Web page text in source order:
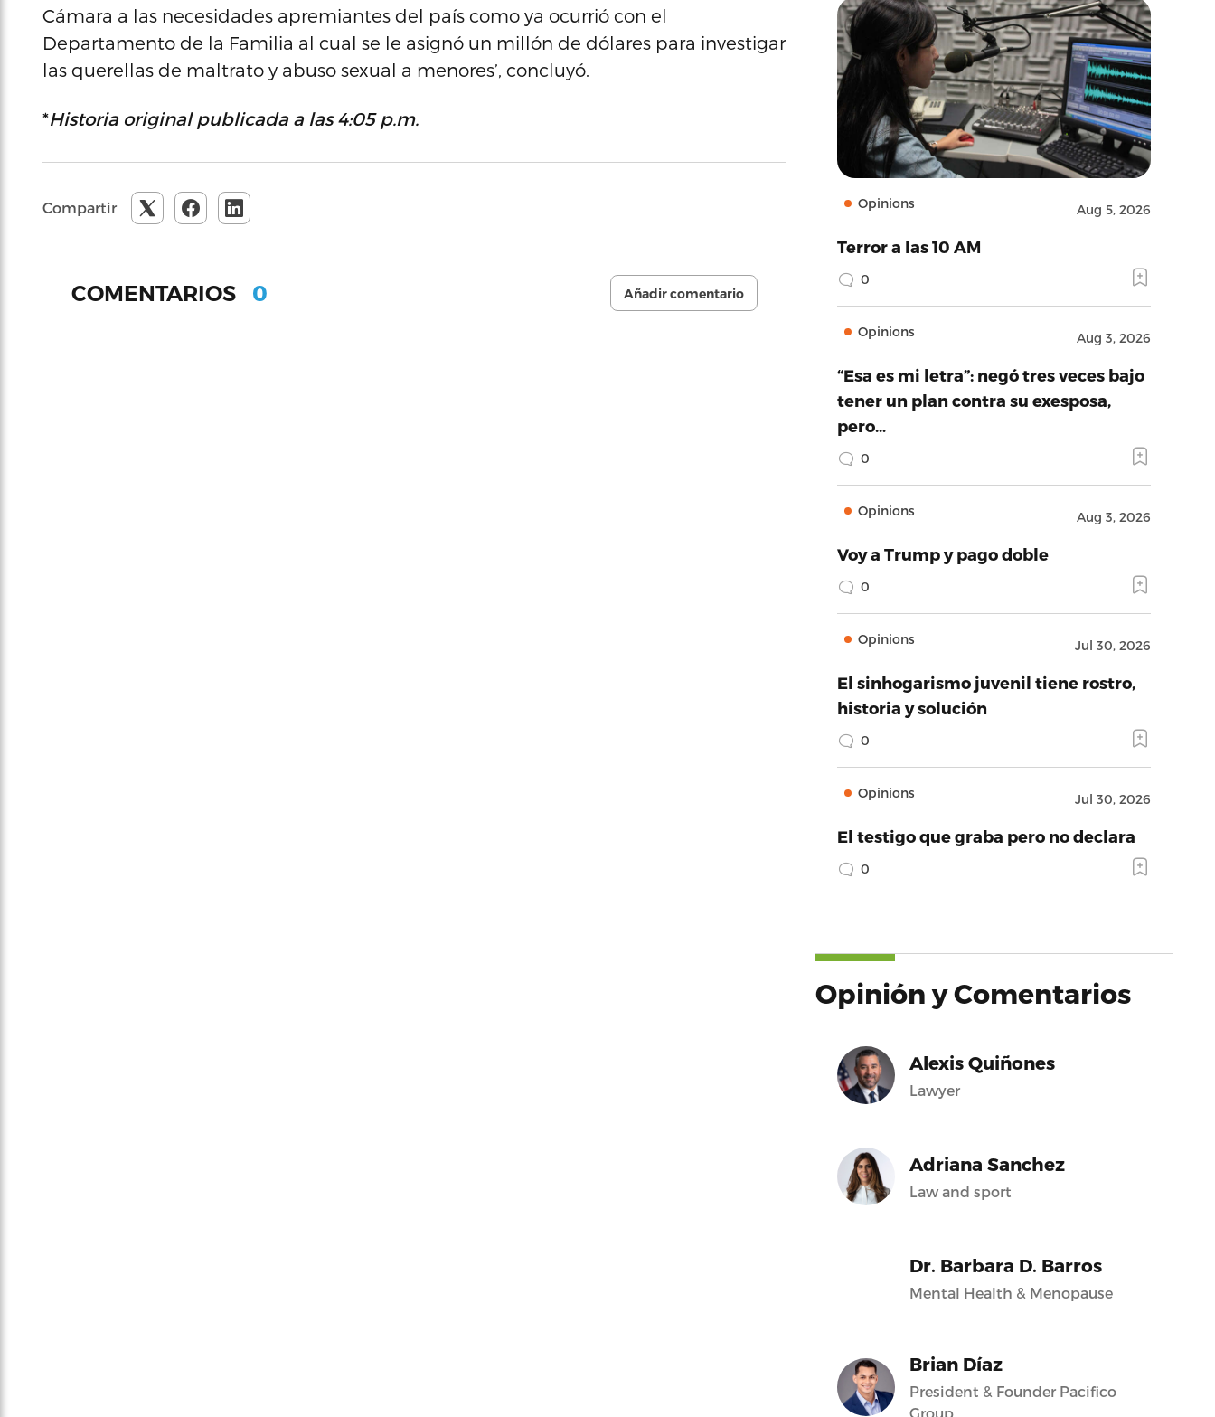
Cámara a las necesidades apremiantes del país como ya ocurrió con el
Departamento de la Familia al cual se le asignó un millón de dólares para investigar
las querellas de maltrato y abuso sexual a menores’, concluyó.
*Historia original publicada a las 4:05 p.m.
Compartir
COMENTARIOS 0 Añadir comentario
Opinions Aug 5, 2026
Terror a las 10 AM
0
Opinions Aug 3, 2026
“Esa es mi letra”: negó tres veces bajo
tener un plan contra su exesposa,
pero…
0
Opinions Aug 3, 2026
Voy a Trump y pago doble
0
Opinions Jul 30, 2026
El sinhogarismo juvenil tiene rostro,
historia y solución
0
Opinions Jul 30, 2026
El testigo que graba pero no declara
0
Opinión y Comentarios
Alexis Quiñones
Lawyer
Adriana Sanchez
Law and sport
Dr. Barbara D. Barros
Mental Health & Menopause
Brian Díaz
President & Founder Pacifico
Group